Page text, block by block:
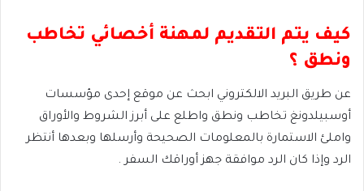
كيف يتم التقديم لمهنة أخصائي تخاطب
ونطق ؟
عن طريق البريد الالكتروني ابحث عن موقع إحدى مؤسسات
أوسبيلدونغ تخاطب ونطق واطلع على أبرز الشروط والأوراق
واملئ الاستمارة بالمعلومات الصحيحة وأرسلها وبعدها أنتظر
الرد وإذا كان الرد موافقة جهز أوراقك السفر .